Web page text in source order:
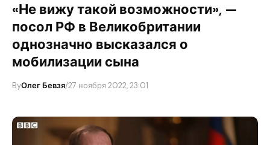
«Не вижу такой возможности», —
посол РФ в Великобритании
однозначно высказался о
мобилизации сына
ByОлег Бевзя/27 ноября 2022, 23:01